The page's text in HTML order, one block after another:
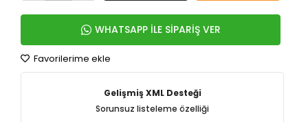
WHATSAPP İLE SİPARİŞ VER
Favorilerime ekle
Gelişmiş XML Desteği
Sorunsuz listeleme özelliği